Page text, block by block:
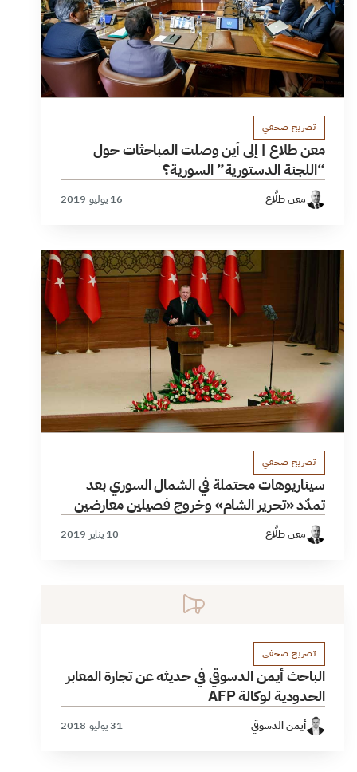
تصريح صحفي
معن طلاع | إلى أين وصلت المباحثات حول
“اللجنة الدستورية” السورية؟
معن طلَّاع 16 يوليو 2019
تصريح صحفي
سيناريوهات محتملة في الشمال السوري بعد
تمدّد «تحرير الشام» وخروج فصيلين معارضين
معن طلَّاع 10 يناير 2019
تصريح صحفي
الباحث أيمن الدسوقي في حديثه عن تجارة المعابر
الحدودية لوكالة AFP
أيمن الدسوقي 31 يوليو 2018